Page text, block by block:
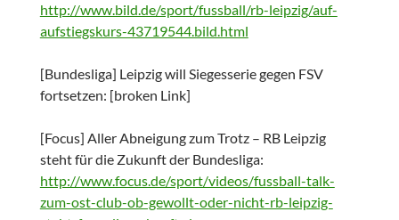
http://www.bild.de/sport/fussball/rb-leipzig/auf-
aufstiegskurs-43719544.bild.html
[Bundesliga] Leipzig will Siegesserie gegen FSV
fortsetzen: [broken Link]
[Focus] Aller Abneigung zum Trotz – RB Leipzig
steht für die Zukunft der Bundesliga:
http://www.focus.de/sport/videos/fussball-talk-
zum-ost-club-ob-gewollt-oder-nicht-rb-leipzig-